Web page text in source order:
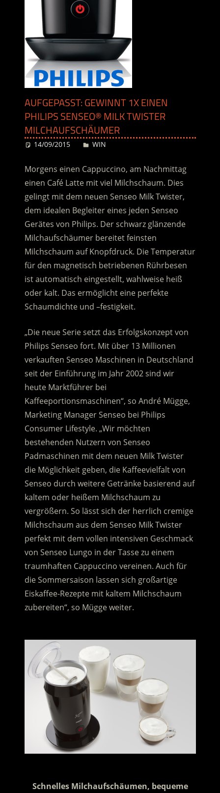
AUFGEPASST: GEWINNT 1X EINEN
PHILIPS SENSEO® MILK TWISTER
MILCHAUFSCHÄUMER
14/09/2015 Desiree
WIN
Morgens einen Cappuccino, am Nachmittag
einen Café Latte mit viel Milchschaum. Dies
gelingt mit dem neuen Senseo Milk Twister,
dem idealen Begleiter eines jeden Senseo
Gerätes von Philips. Der schwarz glänzende
Milchaufschäumer bereitet feinsten
Milchschaum auf Knopfdruck. Die Temperatur
für den magnetisch betriebenen Rührbesen
ist automatisch eingestellt, wahlweise heiß
oder kalt. Das ermöglicht eine perfekte
Schaumdichte und –festigkeit.
„Die neue Serie setzt das Erfolgskonzept von
Philips Senseo fort. Mit über 13 Millionen
verkauften Senseo Maschinen in Deutschland
seit der Einführung im Jahr 2002 sind wir
heute Marktführer bei
Kaffeeportionsmaschinen“, so André Mügge,
Marketing Manager Senseo bei Philips
Consumer Lifestyle. „Wir möchten
bestehenden Nutzern von Senseo
Padmaschinen mit dem neuen Milk Twister
die Möglichkeit geben, die Kaffeevielfalt von
Senseo durch weitere Getränke basierend auf
kaltem oder heißem Milchschaum zu
vergrößern. So lässt sich der herrlich cremige
Milchschaum aus dem Senseo Milk Twister
perfekt mit dem vollen intensiven Geschmack
von Senseo Lungo in der Tasse zu einem
traumhaften Cappuccino vereinen. Auch für
die Sommersaison lassen sich großartige
Eiskaffee-Rezepte mit kaltem Milchschaum
zubereiten“, so Mügge weiter.
Schnelles Milchaufschäumen, bequeme